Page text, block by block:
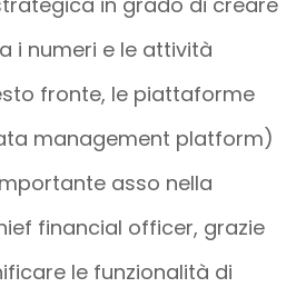
i numeri e le attività
fronte, le piattaforme
management platform)
asso nella
financial officer, grazie
le funzionalità di